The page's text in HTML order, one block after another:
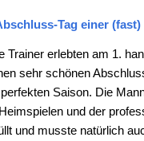
Tag einer
Trainer erlebten am 1.
sehr schönen
Saison. Die
und der
und musste natürlich